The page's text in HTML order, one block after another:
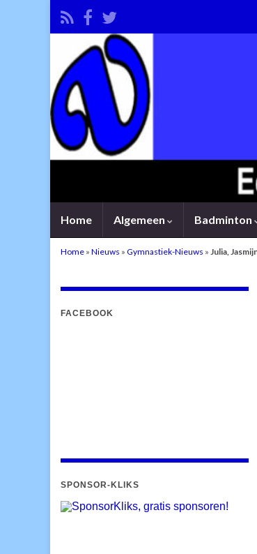
Home Algemeen Badminton
Home » Nieuws » Gymnastiek-Nieuws » Julia,
FACEBOOK
SPONSOR-KLIKS